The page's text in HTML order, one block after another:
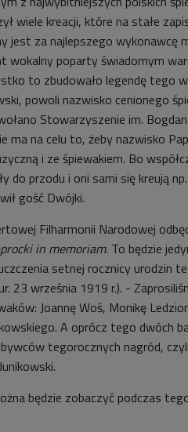
wiele kreacji, które na stałe
jest za najlepszego wykonawcę
wokalny poparty świadomym
to zbudowało legendę tego
powoli nazwisko cenionego
Stowarzyszenie im.
ma na celu to, żeby nazwisko
i ze śpiewakiem. Bo
do przodu i oni sami się kreują
gość Dwójki.
Filharmonii Narodowej
in memoriam. To będzie
setnej rocznicy urodzin
23 września 1919 r.). -
Joannę Woś, Monikę
A oprócz tego dwóch
tegorocznych nagród,
będzie zobaczyć podczas